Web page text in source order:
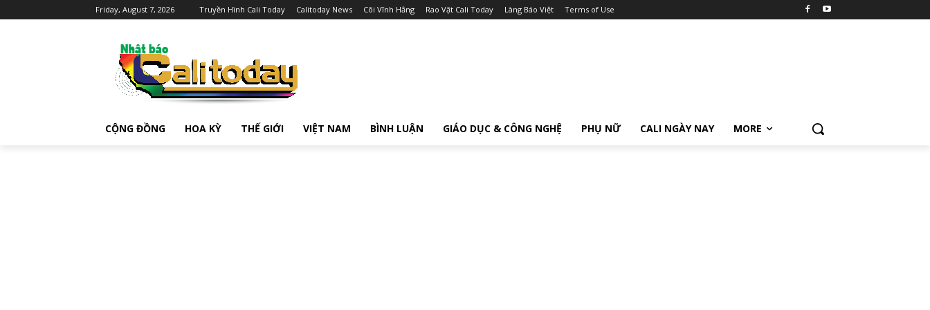
Friday, August 7, 2026 Truyền Hình Cali Today Calitoday News Cõi Vĩnh Hằng Rao Vặt Cali Today Làng Báo Việt Terms of Use
CỘNG ĐỒNG HOA KỲ THẾ GIỚI VIỆT NAM BÌNH LUẬN GIÁO DỤC & CÔNG NGHỆ PHỤ NỮ CALI NGÀY NAY MORE